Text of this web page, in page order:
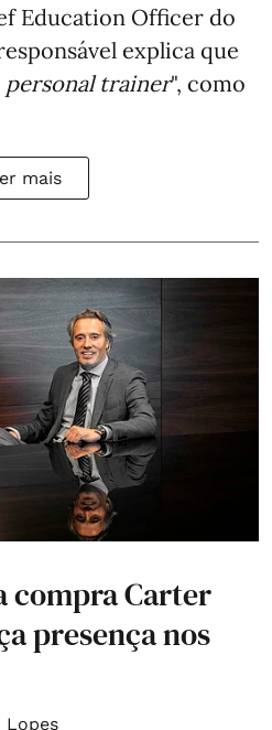
Education Officer do
explica que
personal trainer", como
mais
compra Carter
presença nos
Lopes